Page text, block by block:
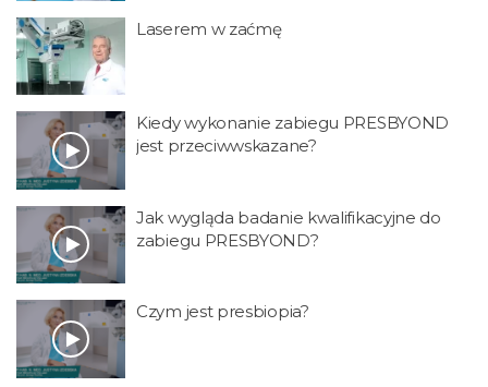
Laserem w zaćmę
Kiedy wykonanie zabiegu PRESBYOND
jest przeciwwskazane?
Jak wygląda badanie kwalifikacyjne do
zabiegu PRESBYOND?
Czym jest presbiopia?